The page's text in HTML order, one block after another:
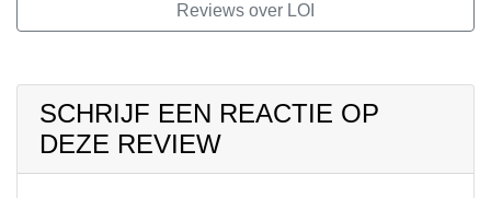
Reviews over LOI
SCHRIJF EEN REACTIE OP
DEZE REVIEW